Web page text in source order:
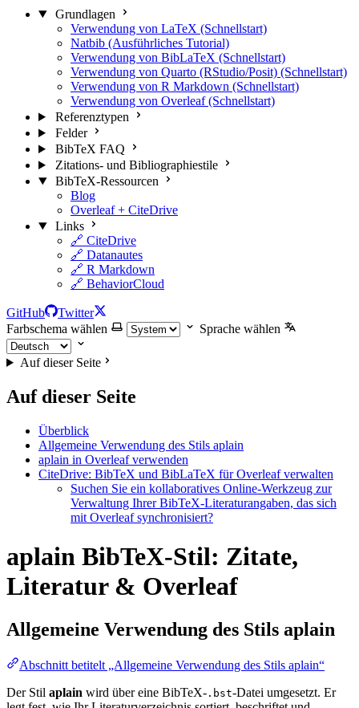
Grundlagen
Verwendung von LaTeX (Schnellstart)
Natbib (Ausführliches Tutorial)
Verwendung von BibLaTeX (Schnellstart)
Verwendung von Quarto (RStudio/Posit) (Schnellstart)
Verwendung von R Markdown (Schnellstart)
Verwendung von Overleaf (Schnellstart)
Referenztypen
Felder
BibTeX FAQ
Zitations- und Bibliographiestile
BibTeX-Ressourcen
Blog
Overleaf + CiteDrive
Links
🔗 CiteDrive
🔗 Datanautes
🔗 R Markdown
🔗 BehaviorCloud
GitHub
Twitter
Farbschema wählen
Sprache wählen
Auf dieser Seite
Auf dieser Seite
Überblick
Allgemeine Verwendung des Stils aplain
aplain in Overleaf verwenden
CiteDrive: BibTeX und BibLaTeX für Overleaf verwalten
Suchen Sie ein kollaboratives Online-Werkzeug zur
Verwaltung Ihrer BibTeX-Literaturangaben, das sich
mit Overleaf synchronisiert?
aplain BibTeX-Stil: Zitate,
Literatur & Overleaf
Allgemeine Verwendung des Stils aplain
Abschnitt betitelt „Allgemeine Verwendung des Stils aplain“
Der Stil aplain wird über eine BibTeX- .bst-Datei umgesetzt. Er